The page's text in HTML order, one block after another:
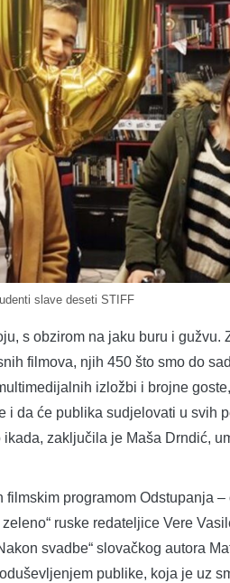
slave deseti STIFF
s obzirom na jaku buru i gužvu.
filmova, njih 450 što smo do
izložbi i brojne
i da će publika sudjelovati u svih
zaključila je Maša Drndić,
programom Odstupanja
ruske redateljice Vere
svadbe“ slovačkog autora
publike, koja je uz